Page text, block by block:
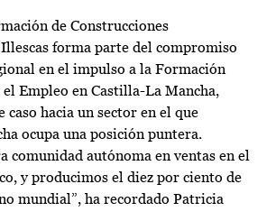
de Construcciones
forma parte del compromiso
en el impulso a la Formación
Empleo en Castilla-La Mancha,
caso hacia un sector en el que
ocupa una posición puntera.
comunidad autónoma en ventas en el
y producimos el diez por ciento de
mundial”, ha recordado Patricia